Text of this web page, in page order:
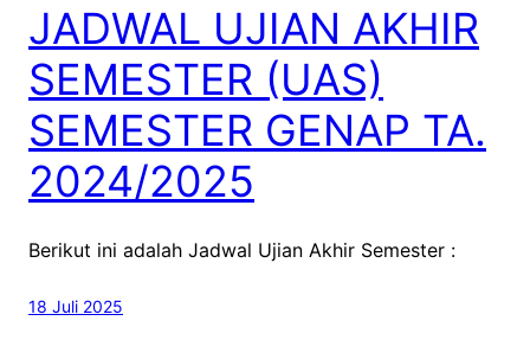
JADWAL UJIAN AKHIR
SEMESTER (UAS)
SEMESTER GENAP TA.
2024/2025
Berikut ini adalah Jadwal Ujian Akhir Semester :
18 Juli 2025